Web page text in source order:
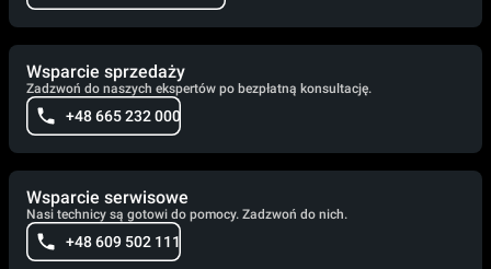
Wsparcie sprzedaży
Zadzwoń do naszych ekspertów po bezpłatną konsultację.
+48 665 232 000
Wsparcie serwisowe
Nasi technicy są gotowi do pomocy. Zadzwoń do nich.
+48 609 502 111